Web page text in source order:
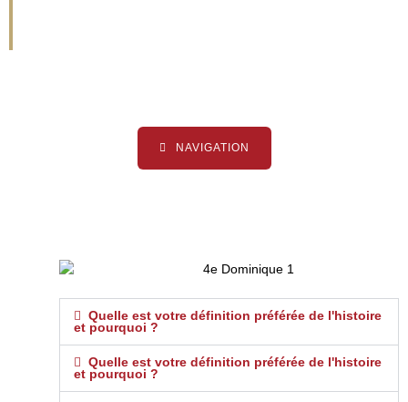
NAVIGATION
Quelle est votre définition préférée de l'histoire
et pourquoi ?
Quelle est votre définition préférée de l'histoire
et pourquoi ?